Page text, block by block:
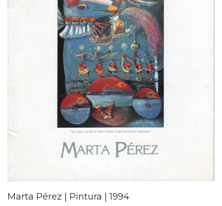
Marta Pérez | Pintura | 1994